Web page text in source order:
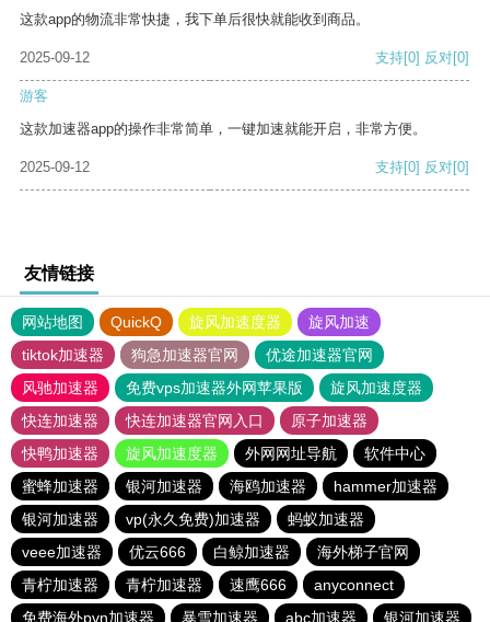
这款app的物流非常快捷，我下单后很快就能收到商品。
2025-09-12 支持[0] 反对[0]
游客
这款加速器app的操作非常简单，一键加速就能开启，非常方便。
2025-09-12 支持[0] 反对[0]
友情链接
网站地图 QuickQ 旋风加速度器
旋风加速
tiktok加速器
狗急加速器官网
优途加速器官网
风驰加速器
免费vps加速器外网苹果版
旋风加速度器
快连加速器
快连加速器官网入口
原子加速器
快鸭加速器
旋风加速度器 外网网址导航
软件中心
蜜蜂加速器
银河加速器 海鸥加速器
hammer加速器
银河加速器
vp(永久免费)加速器
蚂蚁加速器
veee加速器
优云666 白鲸加速器
海外梯子官网
青柠加速器
青柠加速器 速鹰666
anyconnect
免费海外pvn加速器
暴雪加速器 abc加速器 银河加速器